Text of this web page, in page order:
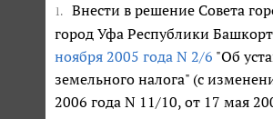
1.
Внести в решение Совета
город Уфа Республики
ноября 2005 года N 2/6 "Об
земельного налога" (с
2006 года N 11/10, от 17 мая